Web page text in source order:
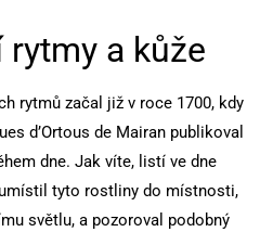
a kůže
rytmů začal již v roce 1700, kdy
d’Ortous de Mairan publikoval
dne. Jak víte, listí ve dne
tyto rostliny do místnosti,
světlu, a pozoroval podobný